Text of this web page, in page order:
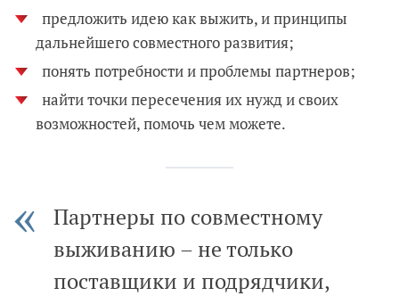
предложить идею как выжить, и принципы
дальнейшего совместного развития;
понять потребности и проблемы партнеров;
найти точки пересечения их нужд и своих
возможностей, помочь чем можете.
Партнеры по совместному
выживанию – не только
поставщики и подрядчики,